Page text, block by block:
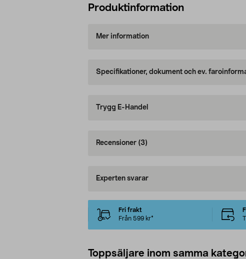
Produktinformation
Mer information
Specifikationer, dokument och ev.
Trygg E-Handel
Recensioner (3)
Experten svarar
Fri frakt
Från 599 kr*
Toppsäljare inom samma